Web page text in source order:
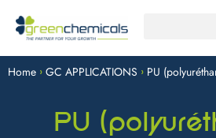
Home > GC APPLICATIONS > PU
PU